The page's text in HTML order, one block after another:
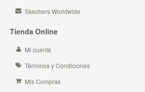
Skechers Worldwide
Tienda Online
Mi cuenta
Términos y Condiciones
Mis Compras